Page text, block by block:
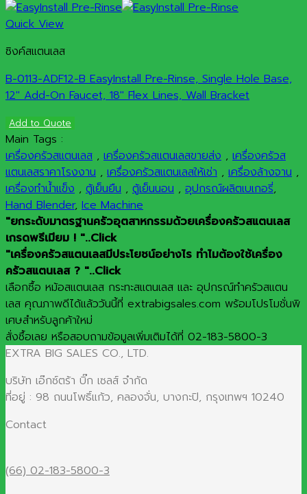
Quick View
ซิงค์สแตนเลส
B-0113-ADF12-B EasyInstall Pre-Rinse, Single Hole Base,
12″ Add-On Faucet, 18″ Flex Lines, Wall Bracket
Add to Quote
Main Tags :
เครื่องครัวสแตนเลส , เครื่องครัวสแตนเลสขายส่ง , เครื่องครัวส
แตนเลสราคาโรงงาน , เครื่องครัวสแตนเลสให้เช่า , เครื่องล้างจาน ,
เครื่องทำน้ำแข็ง , ตู้เย็นยืน , ตู้เย็นนอน , อุปกรณ์ผลิตเบเกอรี่,
Hand Blender, Ice Machine
"ยกระดับมาตรฐานครัวอุตสาหกรรมด้วยเครื่องครัวสแตนเลส
เกรดพรีเมียม ! "..Click
"เครื่องครัวสแตนเลสมีประโยชน์อย่างไร ทำไมต้องใช้เครื่อง
ครัวสแตนเลส ? "..Click
เลือกซื้อ หม้อสแตนเลส กระทะสแตนเลส และ อุปกรณ์ทำครัวสแตน
เลส คุณภาพดีได้แล้ววันนี้ที่ extrabigsales.com พร้อมโปรโมชั่นพิ
เศษสำหรับลูกค้าใหม่
สั่งซื้อเลย หรือสอบถามข้อมูลเพิ่มเติมได้ที่ 02-183-5800-3
EXTRA BIG SALES CO., LTD.
บริษัท เอ๊กซ์ตร้า บิ๊ก เซลส์ จำกัด
ที่อยู่ : 98 ถนนโพธิ์แก้ว, คลองจั่น, บางกะปิ, กรุงเทพฯ 10240
Contact
(66) 02-183-5800-3